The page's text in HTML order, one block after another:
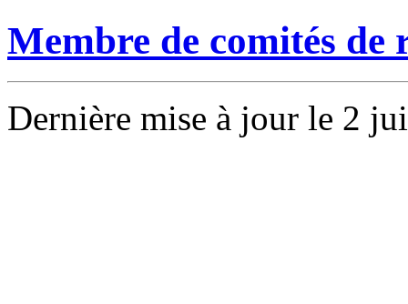
Membre de comités de
Dernière mise à jour le 2